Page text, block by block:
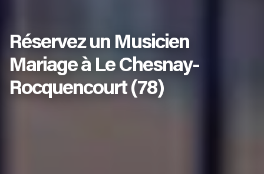
Réservez un Musicien
Mariage à Le Chesnay-
Rocquencourt (78)